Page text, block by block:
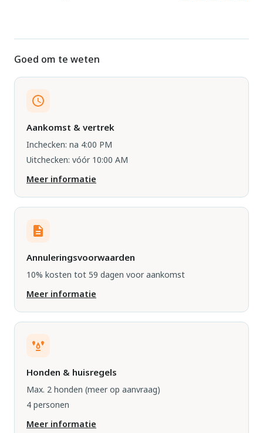
Goed om te weten
Aankomst & vertrek
Inchecken: na 4:00 PM
Uitchecken: vóór 10:00 AM
Meer informatie
Annuleringsvoorwaarden
10% kosten tot 59 dagen voor aankomst
Meer informatie
Honden & huisregels
Max. 2 honden (meer op aanvraag)
4 personen
Meer informatie